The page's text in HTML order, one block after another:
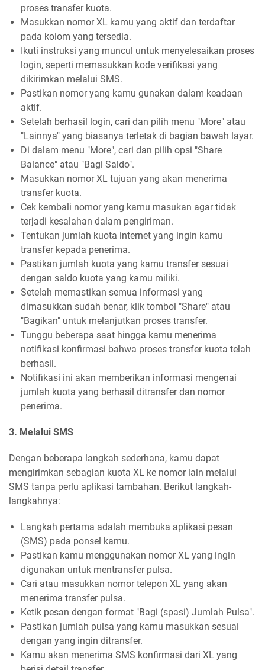
proses transfer kuota.
Masukkan nomor XL kamu yang aktif dan terdaftar
pada kolom yang tersedia.
Ikuti instruksi yang muncul untuk menyelesaikan proses
login, seperti memasukkan kode verifikasi yang
dikirimkan melalui SMS.
Pastikan nomor yang kamu gunakan dalam keadaan
aktif.
Setelah berhasil login, cari dan pilih menu "More" atau
"Lainnya" yang biasanya terletak di bagian bawah layar.
Di dalam menu "More", cari dan pilih opsi "Share
Balance" atau "Bagi Saldo".
Masukkan nomor XL tujuan yang akan menerima
transfer kuota.
Cek kembali nomor yang kamu masukan agar tidak
terjadi kesalahan dalam pengiriman.
Tentukan jumlah kuota internet yang ingin kamu
transfer kepada penerima.
Pastikan jumlah kuota yang kamu transfer sesuai
dengan saldo kuota yang kamu miliki.
Setelah memastikan semua informasi yang
dimasukkan sudah benar, klik tombol "Share" atau
"Bagikan" untuk melanjutkan proses transfer.
Tunggu beberapa saat hingga kamu menerima
notifikasi konfirmasi bahwa proses transfer kuota telah
berhasil.
Notifikasi ini akan memberikan informasi mengenai
jumlah kuota yang berhasil ditransfer dan nomor
penerima.
3. Melalui SMS
Dengan beberapa langkah sederhana, kamu dapat
mengirimkan sebagian kuota XL ke nomor lain melalui
SMS tanpa perlu aplikasi tambahan. Berikut langkah-
langkahnya:
Langkah pertama adalah membuka aplikasi pesan
(SMS) pada ponsel kamu.
Pastikan kamu menggunakan nomor XL yang ingin
digunakan untuk mentransfer pulsa.
Cari atau masukkan nomor telepon XL yang akan
menerima transfer pulsa.
Ketik pesan dengan format "Bagi (spasi) Jumlah Pulsa".
Pastikan jumlah pulsa yang kamu masukkan sesuai
dengan yang ingin ditransfer.
Kamu akan menerima SMS konfirmasi dari XL yang